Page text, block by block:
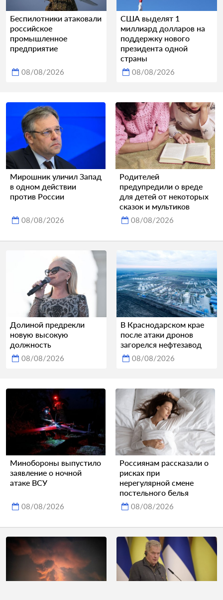
Беспилотники атаковали
российское
промышленное
предприятие
08/08/2026
США выделят 1
миллиард долларов на
поддержку нового
президента одной
страны
08/08/2026
Мирошник уличил Запад
в одном действии
против России
08/08/2026
Родителей
предупредили о вреде
для детей от некоторых
сказок и мультиков
08/08/2026
Долиной предрекли
новую высокую
должность
08/08/2026
В Краснодарском крае
после атаки дронов
загорелся нефтезавод
08/08/2026
Минобороны выпустило
заявление о ночной
атаке ВСУ
08/08/2026
Россиянам рассказали о
рисках при
нерегулярной смене
постельного белья
08/08/2026